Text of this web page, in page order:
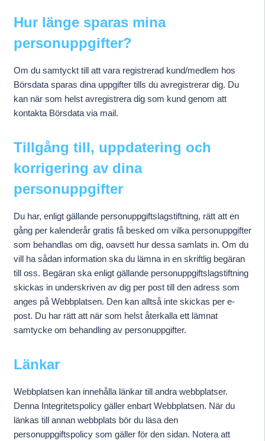
Hur länge sparas mina
personuppgifter?
Om du samtyckt till att vara registrerad kund/medlem hos
Börsdata sparas dina uppgifter tills du avregistrerar dig. Du
kan när som helst avregistrera dig som kund genom att
kontakta Börsdata via mail.
Tillgång till, uppdatering och
korrigering av dina
personuppgifter
Du har, enligt gällande personuppgiftslagstiftning, rätt att en
gång per kalenderår gratis få besked om vilka personuppgifter
som behandlas om dig, oavsett hur dessa samlats in. Om du
vill ha sådan information ska du lämna in en skriftlig begäran
till oss. Begäran ska enligt gällande personuppgiftslagstiftning
skickas in underskriven av dig per post till den adress som
anges på Webbplatsen. Den kan alltså inte skickas per e-
post. Du har rätt att när som helst återkalla ett lämnat
samtycke om behandling av personuppgifter.
Länkar
Webbplatsen kan innehålla länkar till andra webbplatser.
Denna Integritetspolicy gäller enbart Webbplatsen. När du
länkas till annan webbplats bör du läsa den
personuppgiftspolicy som gäller för den sidan. Notera att